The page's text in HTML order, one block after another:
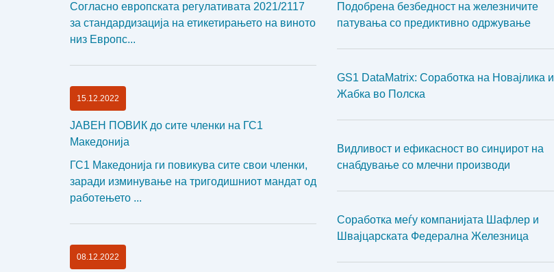
Согласно европската регулативата 2021/2117
за стандардизација на етикетирањето на виното
низ Европс...
15.12.2022
ЈАВЕН ПОВИК до сите членки на ГС1
Македонија
ГС1 Македонија ги повикува сите свои членки,
заради изминување на тригодишниот мандат од
работењето ...
08.12.2022
Подобрена безбедност на железничите
патувања со предиктивно одржување
GS1 DataMatrix: Соработка на Новајлика и
Жабка во Полска
Видливост и ефикасност во синџирот на
снабдување со млечни производи
Соработка меѓу компанијата Шафлер и
Швајцарската Федерална Железница